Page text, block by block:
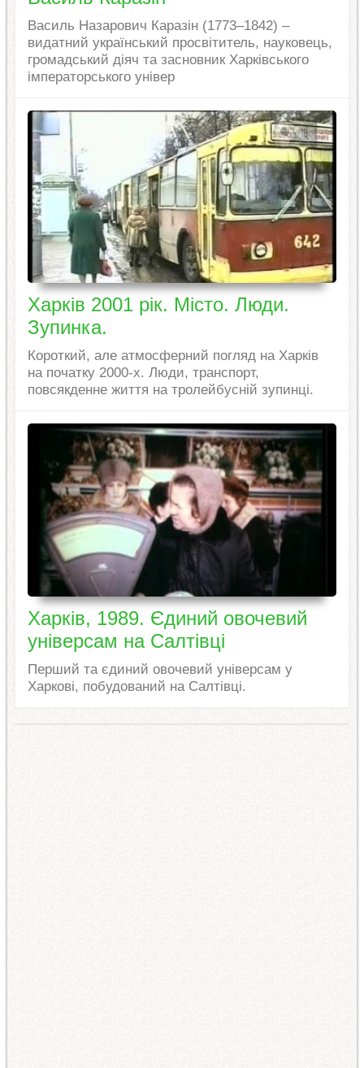
Василь Назарович Каразін (1773–1842) –
видатний український просвітитель, науковець,
громадський діяч та засновник Харківського
імператорського універ
Харків 2001 рік. Місто. Люди.
Зупинка.
Короткий, але атмосферний погляд на Харків
на початку 2000-х. Люди, транспорт,
повсякденне життя на тролейбусній зупинці.
Харків, 1989. Єдиний овочевий
універсам на Салтівці
Перший та єдиний овочевий універсам у
Харкові, побудований на Салтівці.